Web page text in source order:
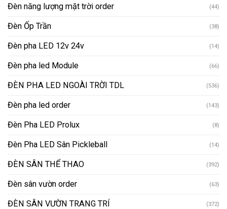
Đèn năng lượng mặt trời order (44)
Đèn Ốp Trần (38)
Đèn pha LED 12v 24v (14)
Đèn pha led Module (66)
ĐÈN PHA LED NGOÀI TRỜI TDL (536)
Đèn pha led order (143)
Đèn Pha LED Prolux (8)
Đèn Pha LED Sân Pickleball (14)
ĐÈN SÂN THỂ THAO (392)
Đèn sân vườn order (63)
ĐÈN SÂN VƯỜN TRANG TRÍ (372)